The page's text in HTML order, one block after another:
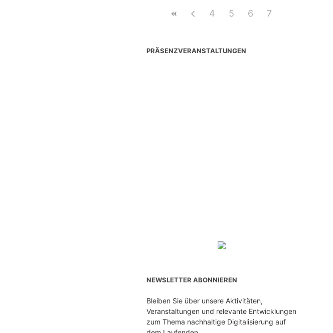
4 5 6 7
PRÄSENZVERANSTALTUNGEN
NEWSLETTER ABONNIEREN
Bleiben Sie über unsere Aktivitäten,
Veranstaltungen und relevante Entwicklungen
zum Thema nachhaltige Digitalisierung auf